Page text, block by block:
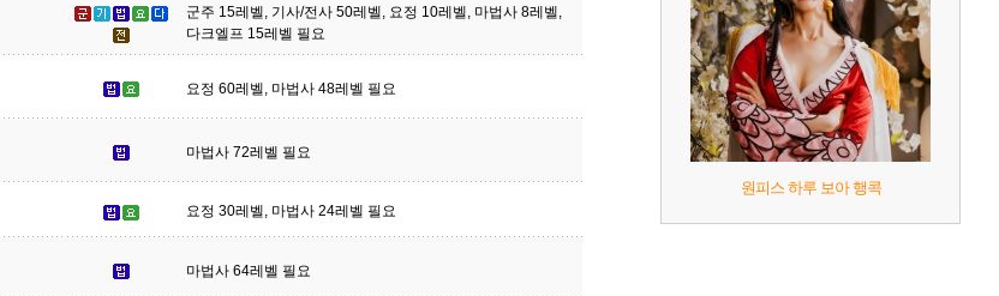
군주 15레벨, 기사/전사 50레벨, 요정 10레벨, 마법사 8레벨,
다크엘프 15레벨 필요
요정 60레벨, 마법사 48레벨 필요
마법사 72레벨 필요
요정 30레벨, 마법사 24레벨 필요
마법사 64레벨 필요
원피스 하루 보아 행콕